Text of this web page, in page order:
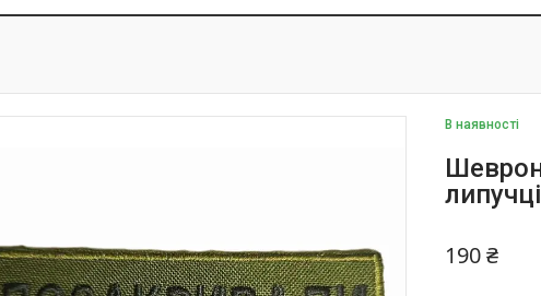
В наявності
190 ₴